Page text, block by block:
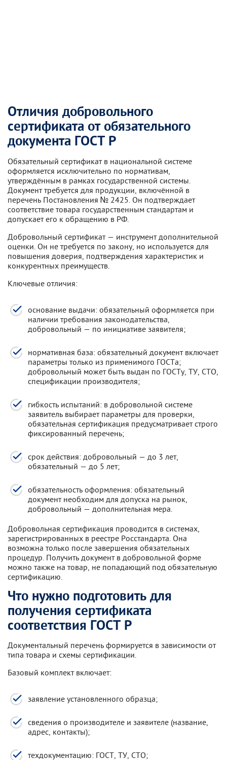
Отличия добровольного
сертификата от обязательного
документа ГОСТ Р
Обязательный сертификат в национальной системе
оформляется исключительно по нормативам,
утверждённым в рамках государственной системы.
Документ требуется для продукции, включённой в
перечень Постановления № 2425. Он подтверждает
соответствие товара государственным стандартам и
допускает его к обращению в РФ.
Добровольный сертификат — инструмент дополнительной
оценки. Он не требуется по закону, но используется для
повышения доверия, подтверждения характеристик и
конкурентных преимуществ.
Ключевые отличия:
основание выдачи: обязательный оформляется при
наличии требования законодательства,
добровольный — по инициативе заявителя;
нормативная база: обязательный документ включает
параметры только из применимого ГОСТа;
добровольный может быть выдан по ГОСТу, ТУ, СТО,
спецификации производителя;
гибкость испытаний: в добровольной системе
заявитель выбирает параметры для проверки,
обязательная сертификация предусматривает строго
фиксированный перечень;
срок действия: добровольный — до 3 лет,
обязательный — до 5 лет;
обязательность оформления: обязательный
документ необходим для допуска на рынок,
добровольный — дополнительная мера.
Добровольная сертификация проводится в системах,
зарегистрированных в реестре Росстандарта. Она
возможна только после завершения обязательных
процедур. Получить документ в добровольной форме
можно также на товар, не попадающий под обязательную
сертификацию.
Что нужно подготовить для
получения сертификата
соответствия ГОСТ Р
Документальный перечень формируется в зависимости от
типа товара и схемы сертификации.
Базовый комплект включает:
заявление установленного образца;
сведения о производителе и заявителе (название,
адрес, контакты);
техдокументацию: ГОСТ, ТУ, СТО;